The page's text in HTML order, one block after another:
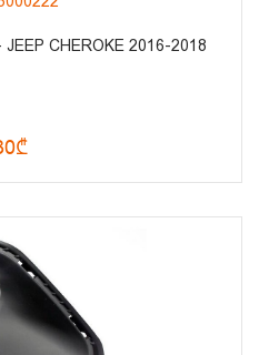
CHEROKE 2016-2018